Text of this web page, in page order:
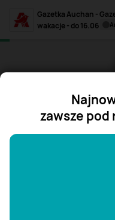
Gazetka Auchan -
wakacje - do 16.06
zawsze pod
"/>